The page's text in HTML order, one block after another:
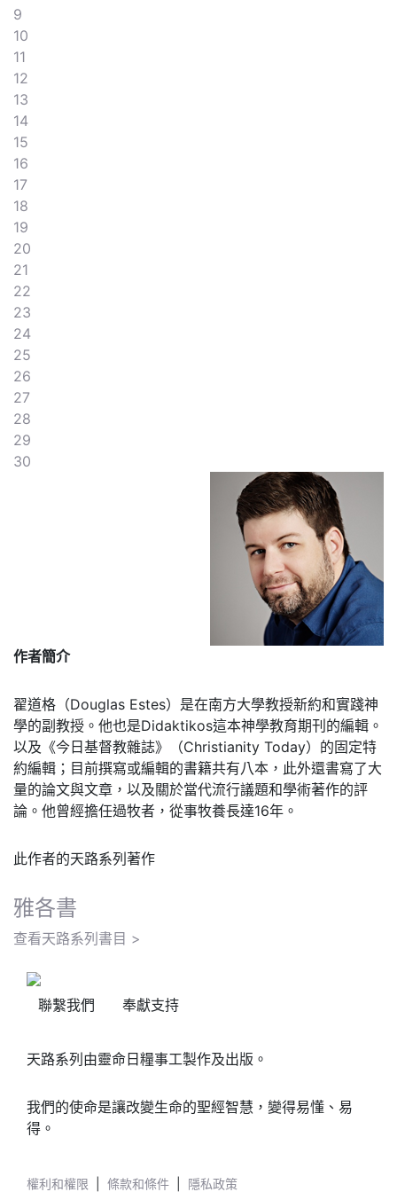
9
10
11
12
13
14
15
16
17
18
19
20
21
22
23
24
25
26
27
28
29
30
作者簡介
翟道格（Douglas Estes）是在南方大學教授新約和實踐神
學的副教授。他也是Didaktikos這本神學教育期刊的編輯。
以及《今日基督教雜誌》（Christianity Today）的固定特
約編輯；目前撰寫或編輯的書籍共有八本，此外還書寫了大
量的論文與文章，以及關於當代流行議題和學術著作的評
論。他曾經擔任過牧者，從事牧養長達16年。
此作者的天路系列著作
雅各書
查看天路系列書目 >
聯繫我們 奉獻支持
天路系列由靈命日糧事工製作及出版。
我們的使命是讓改變生命的聖經智慧，變得易懂、易
得。
權利和權限 條款和條件 隱私政策